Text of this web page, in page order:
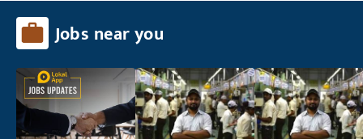
Jobs near you